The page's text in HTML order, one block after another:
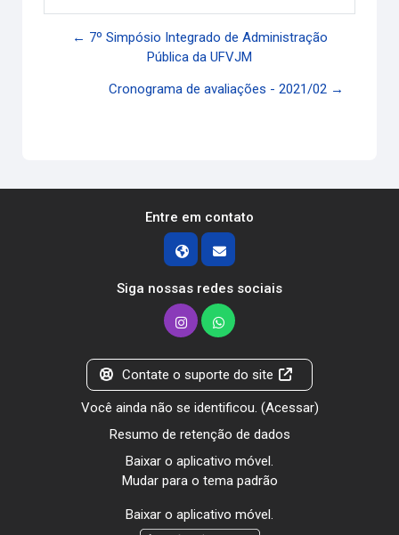
← 7º Simpósio Integrado de Administração
Pública da UFVJM
Cronograma de avaliações - 2021/02 →
Entre em contato
Siga nossas redes sociais
Contate o suporte do site
Você ainda não se identificou. (Acessar)
Resumo de retenção de dados
Baixar o aplicativo móvel.
Mudar para o tema padrão
Baixar o aplicativo móvel.